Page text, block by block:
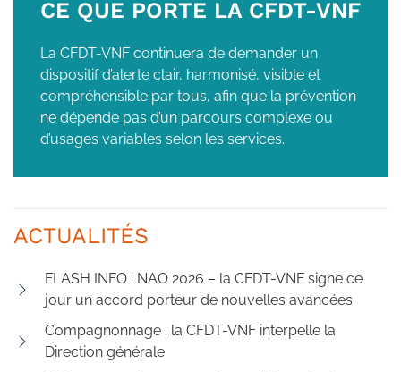
CE QUE PORTE LA CFDT-VNF
La CFDT-VNF continuera de demander un
dispositif d’alerte clair, harmonisé, visible et
compréhensible par tous, afin que la prévention
ne dépende pas d’un parcours complexe ou
d’usages variables selon les services.
ACTUALITÉS
FLASH INFO : NAO 2026 – la CFDT-VNF signe ce
jour un accord porteur de nouvelles avancées
Compagnonnage : la CFDT-VNF interpelle la
Direction générale